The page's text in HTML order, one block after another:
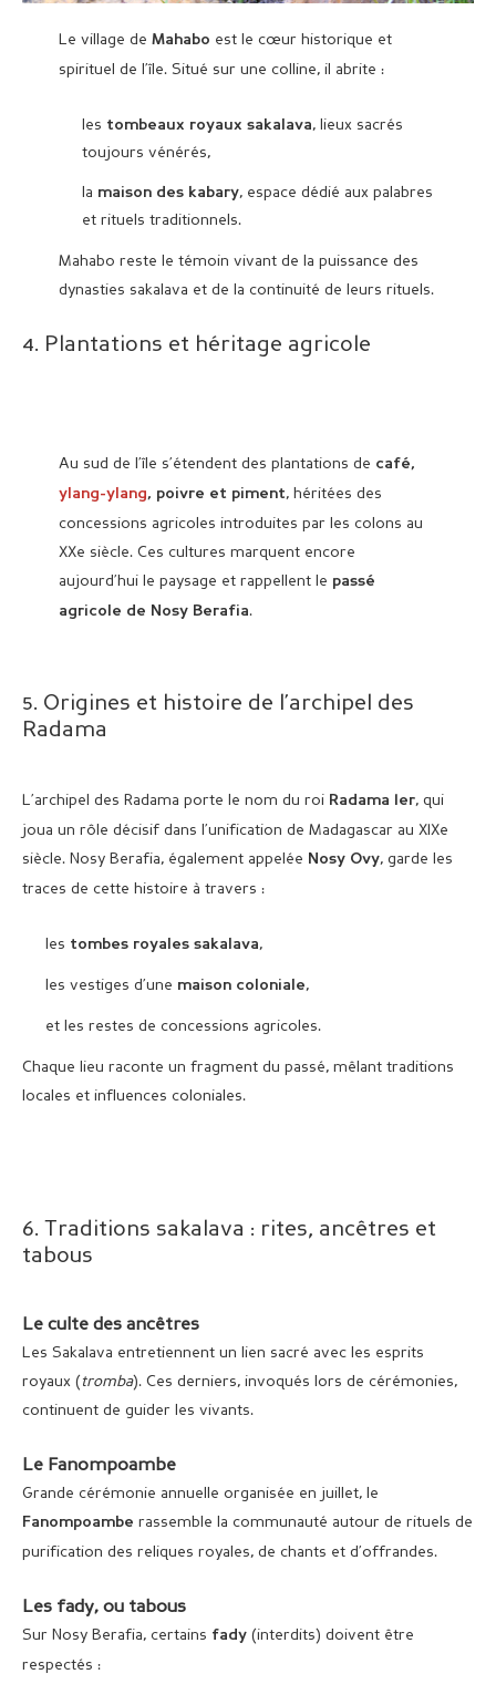
Le village de Mahabo est le cœur historique et
spirituel de l’île. Situé sur une colline, il abrite :
les tombeaux royaux sakalava, lieux sacrés
toujours vénérés,
la maison des kabary, espace dédié aux palabres
et rituels traditionnels.
Mahabo reste le témoin vivant de la puissance des
dynasties sakalava et de la continuité de leurs rituels.
4. Plantations et héritage agricole
Au sud de l’île s’étendent des plantations de café,
ylang-ylang, poivre et piment, héritées des
concessions agricoles introduites par les colons au
XXe siècle. Ces cultures marquent encore
aujourd’hui le paysage et rappellent le passé
agricole de Nosy Berafia.
5. Origines et histoire de l’archipel des
Radama
L’archipel des Radama porte le nom du roi Radama Ier, qui
joua un rôle décisif dans l’unification de Madagascar au XIXe
siècle. Nosy Berafia, également appelée Nosy Ovy, garde les
traces de cette histoire à travers :
les tombes royales sakalava,
les vestiges d’une maison coloniale,
et les restes de concessions agricoles.
Chaque lieu raconte un fragment du passé, mêlant traditions
locales et influences coloniales.
6. Traditions sakalava : rites, ancêtres et
tabous
Le culte des ancêtres
Les Sakalava entretiennent un lien sacré avec les esprits
royaux ( tromba). Ces derniers, invoqués lors de cérémonies,
continuent de guider les vivants.
Le Fanompoambe
Grande cérémonie annuelle organisée en juillet, le
Fanompoambe rassemble la communauté autour de rituels de
purification des reliques royales, de chants et d’offrandes.
Les fady, ou tabous
Sur Nosy Berafia, certains fady (interdits) doivent être
respectés :